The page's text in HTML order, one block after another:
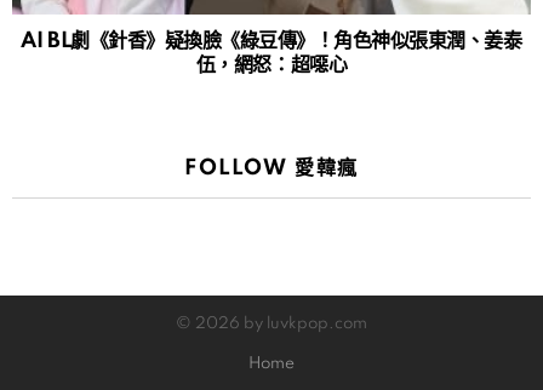
AI BL劇《針香》疑換臉《綠豆傳》！角色神似張東潤、姜泰
伍，網怒：超噁心
FOLLOW 愛韓瘋
© 2026 by luvkpop.com
Home